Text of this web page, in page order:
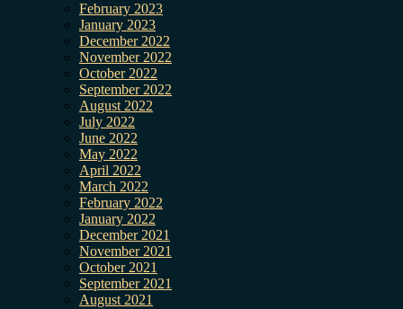
February 2023
January 2023
December 2022
November 2022
October 2022
September 2022
August 2022
July 2022
June 2022
May 2022
April 2022
March 2022
February 2022
January 2022
December 2021
November 2021
October 2021
September 2021
August 2021